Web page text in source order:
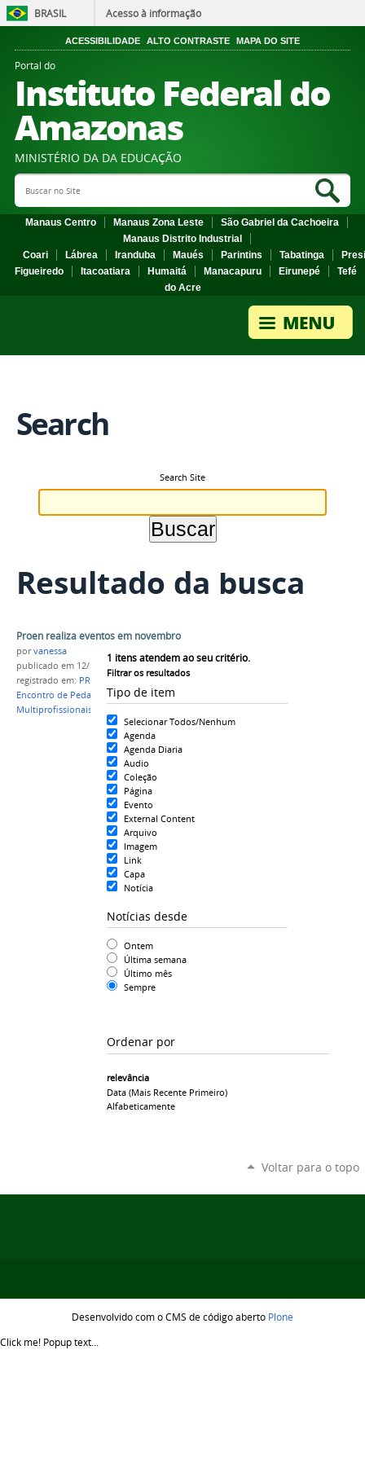
BRASIL Acesso à informação
ACESSIBILIDADE ALTO CONTRASTE MAPA DO SITE
Portal do
Instituto Federal do
Amazonas
MINISTÉRIO DA DA EDUCAÇÃO
Search Site
Manaus Centro Manaus Zona Leste
São Gabriel da Cachoeira
Manaus Distrito Industrial
Coari
Lábrea Iranduba Maués Parintins Tabatinga
Figueiredo
Itacoatiara Humaitá Manacapuru Eirunepé
Tefé
do Acre
Search
Search Site
Resultado da busca
1 itens atendem ao seu critério.
Filtrar os resultados
Tipo de item
Selecionar Todos/Nenhum
Agenda
Agenda Diaria
Audio
Coleção
Página
Evento
External Content
Arquivo
Imagem
Link
Capa
Notícia
Notícias desde
Ontem
Última semana
Último mês
Sempre
Ordenar por
relevância
Data (mais Recente Primeiro)
Alfabeticamente
Proen realiza eventos em novembro
porvanessa
publicado em 12/11/2015
registrado em: PROEN ,I Seminário Proeja
Encontro de Pedagogos ,I Encontro de Equipes
Multiprofissionais
Voltar para o topo
Desenvolvido com o CMS de código aberto Plone
Click me! Popup text...